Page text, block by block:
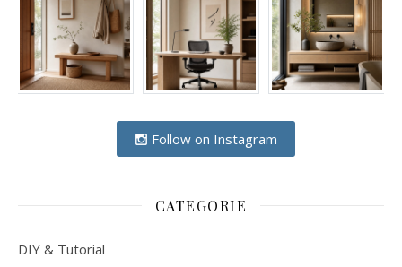
Follow on Instagram
CATEGORIE
DIY & Tutorial